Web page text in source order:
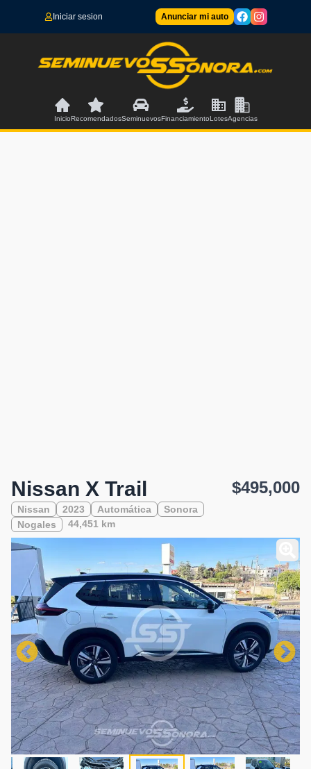
Iniciar sesion Anunciar mi auto
InicioRecomendadosSeminuevosFinanciamientoLotesAgencias
Nissan X Trail
Nissan 2023 Automática
Sonora
Nogales
44,451 km
$495,000